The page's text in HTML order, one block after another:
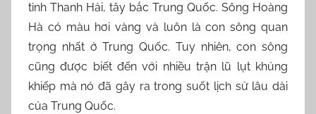
tỉnh Thanh Hải, tây bắc Trung Quốc. Sông Hoàng
Hà có màu hơi vàng và luôn là con sông quan
trọng nhất ở Trung Quốc. Tuy nhiên, con sông
cũng được biết đến với nhiều trận lũ lụt khủng
khiếp mà nó đã gây ra trong suốt lịch sử lâu dài
của Trung Quốc.